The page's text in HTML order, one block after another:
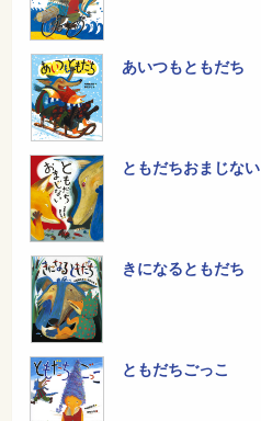
あいつもともだち
ともだちおまじない
きになるともだち
ともだちごっこ